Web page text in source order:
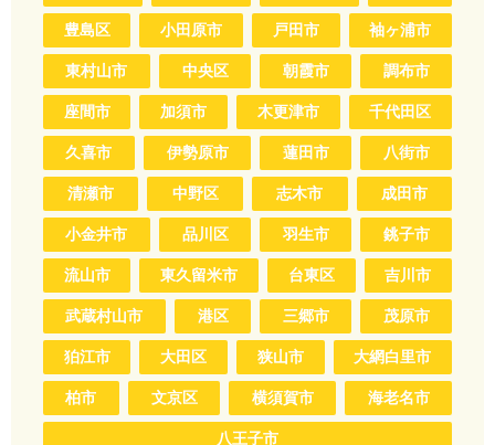
豊島区 小田原市 戸田市 袖ヶ浦市
東村山市 中央区 朝霞市 調布市
座間市 加須市 木更津市 千代田区
久喜市 伊勢原市 蓮田市 八街市
清瀬市 中野区 志木市 成田市
小金井市 品川区 羽生市 銚子市
流山市 東久留米市 台東区 吉川市
武蔵村山市 港区 三郷市 茂原市
狛江市 大田区 狭山市 大網白里市
柏市 文京区 横須賀市 海老名市
八王子市